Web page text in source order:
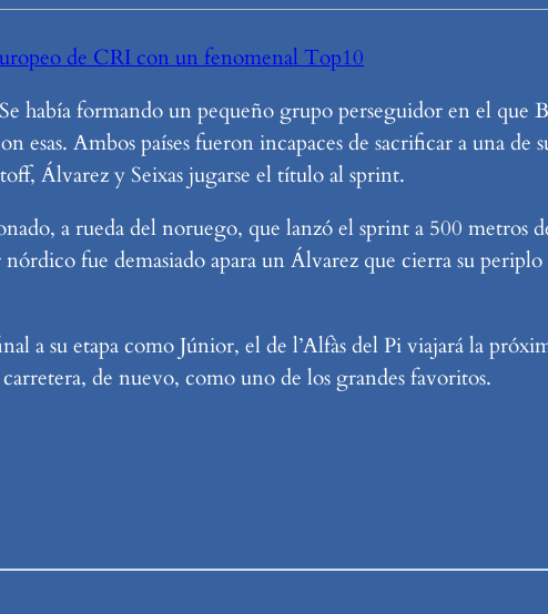
de CRI con un fenomenal Top10
había formando un pequeño grupo perseguidor en el que
esas. Ambos países fueron incapaces de sacrificar a una de
Álvarez y Seixas jugarse el título al sprint.
a rueda del noruego, que lanzó el sprint a 500 metros
fue demasiado apara un Álvarez que cierra su
a su etapa como Júnior, el de l’Alfàs del Pi viajará la
de nuevo, como uno de los grandes favoritos.